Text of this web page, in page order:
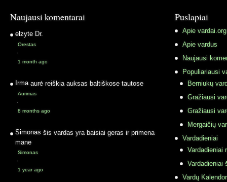
Naujausi komentarai
elzyte Dr.
Orestas
·
1 month ago
Irma aurė reiškia auksas baltiškose tautose
Aurimas
·
8 months ago
Simonas šis vardas yra baisiai geras ir primena
mane
Simonas
·
1 year ago
Puslapiai
Apie vardai.org
Apie vardus
Naujausi
Populiariausi
Berniukų
Gražiausi
Gražiausi
Mergaičių
Vardadieniai
Vardadieniai
Vardadieniai
Vardų